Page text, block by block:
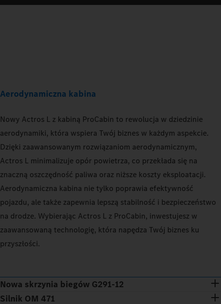
Aerodynamiczna kabina
Nowy Actros L z kabiną ProCabin to rewolucja w dziedzinie
aerodynamiki, która wspiera Twój biznes w każdym aspekcie.
Dzięki zaawansowanym rozwiązaniom aerodynamicznym,
Actros L minimalizuje opór powietrza, co przekłada się na
znaczną oszczędność paliwa oraz niższe koszty eksploatacji.
Aerodynamiczna kabina nie tylko poprawia efektywność
pojazdu, ale także zapewnia lepszą stabilność i bezpieczeństwo
na drodze. Wybierając Actros L z ProCabin, inwestujesz w
zaawansowaną technologię, która napędza Twój biznes ku
przyszłości.
Nowa skrzynia biegów G291-12
Silnik OM 471